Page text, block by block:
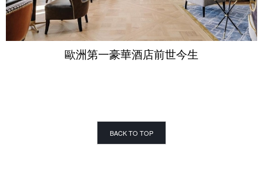
歐洲第一豪華酒店前世今生
BACK TO TOP